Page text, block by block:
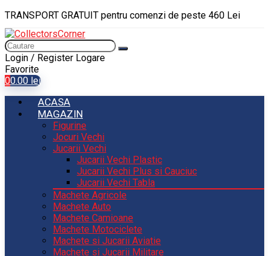
TRANSPORT GRATUIT pentru comenzi de peste 460 Lei
Login / Register Logare
Favorite
00.00 lei
ACASA
MAGAZIN
Figurine
Jocuri Vechi
Jucarii Vechi
Jucarii Vechi Plastic
Jucarii Vechi Plus si Cauciuc
Jucarii Vechi Tabla
Machete Agricole
Machete Auto
Machete Camioane
Machete Motociclete
Machete si Jucarii Aviatie
Machete si Jucarii Militare